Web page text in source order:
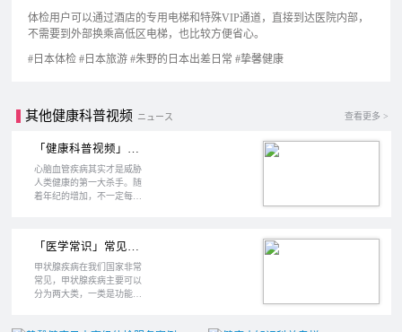
体检用户可以通过酒店的专用电梯和特殊VIP通道，直接到达医院内部，
不需要到外部换乘高低区电梯，也比较方便省心。
#日本体检 #日本旅游 #朱野的日本出差日常 #挚馨健康
其他健康科普视频 ニュース 查看更多 >
「健康科普视频」什么是动脉硬化？会导致什么疾病？如何检查？
心脑血管疾病其实才是威胁
人类健康的第一大杀手。随
着年纪的增加，不一定每个
说的心肌梗塞、中风脑梗、
高血压其实都属于心脑血管
疾病范畴。导致这些问题发
生的罪魁祸首之一，就是动
甲状腺疾病在我们国家非常
常见，甲状腺疾病主要可以
分为两大类，一类是功能方